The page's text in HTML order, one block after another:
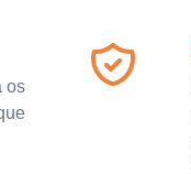
os